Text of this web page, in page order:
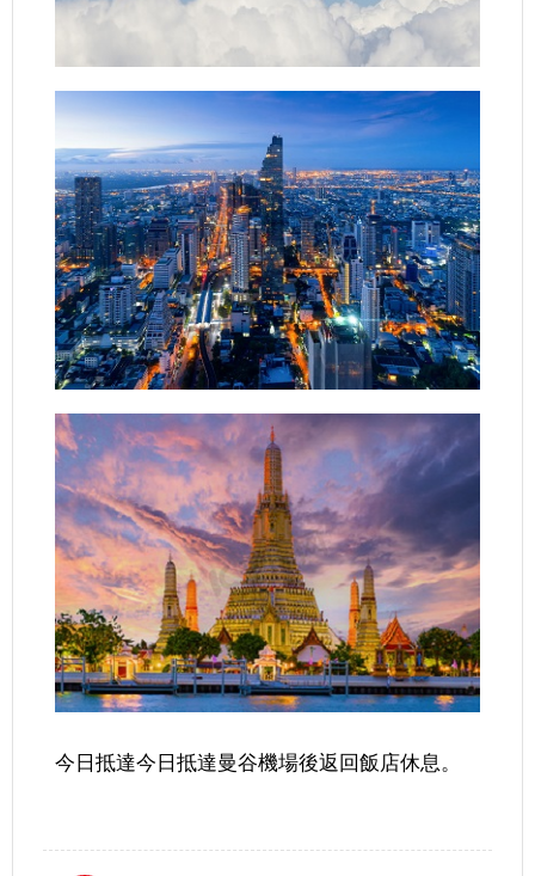
今日抵達今日抵達曼谷機場後返回飯店休息。